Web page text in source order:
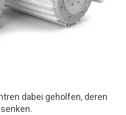
dabei geholfen, deren